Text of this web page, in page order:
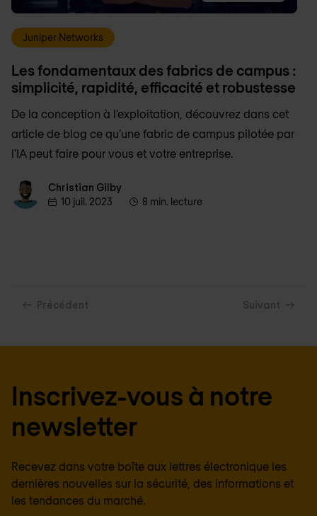
Juniper Networks
Les fondamentaux des fabrics de campus :
simplicité, rapidité, efficacité et robustesse
De la conception à l’exploitation, découvrez dans cet
article de blog ce qu’une fabric de campus pilotée par
l’IA peut faire pour vous et votre entreprise.
Christian Gilby
Christian Gilby
10 juil. 2023
8 min. lecture
Précédent Suivant
Inscrivez-vous à notre
newsletter
Recevez dans votre boîte aux lettres électronique les
dernières nouvelles sur la sécurité, des informations et
les tendances du marché.